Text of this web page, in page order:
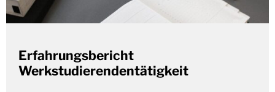
Erfahrungsbericht
Werkstudierendentätigkeit